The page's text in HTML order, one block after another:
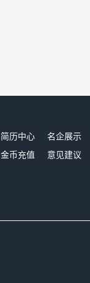
简历中心 名企展示
金币充值 意见建议